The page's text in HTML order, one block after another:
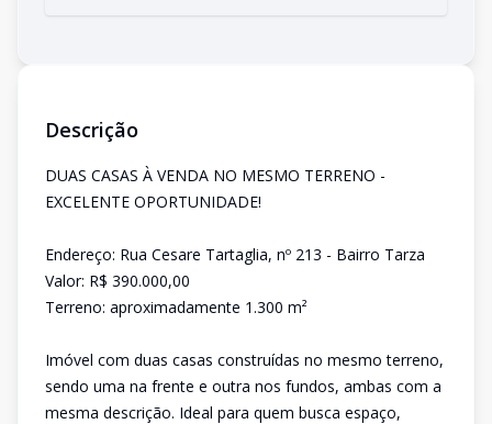
Descrição
DUAS CASAS À VENDA NO MESMO TERRENO -
EXCELENTE OPORTUNIDADE!
Endereço: Rua Cesare Tartaglia, nº 213 - Bairro Tarza
Valor: R$ 390.000,00
Terreno: aproximadamente 1.300 m²
Imóvel com duas casas construídas no mesmo terreno,
sendo uma na frente e outra nos fundos, ambas com a
mesma descrição. Ideal para quem busca espaço,